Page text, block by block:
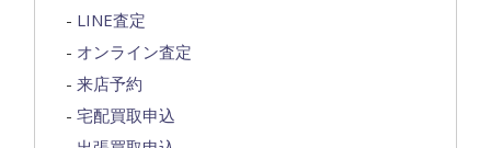
LINE査定
オンライン査定
来店予約
宅配買取申込